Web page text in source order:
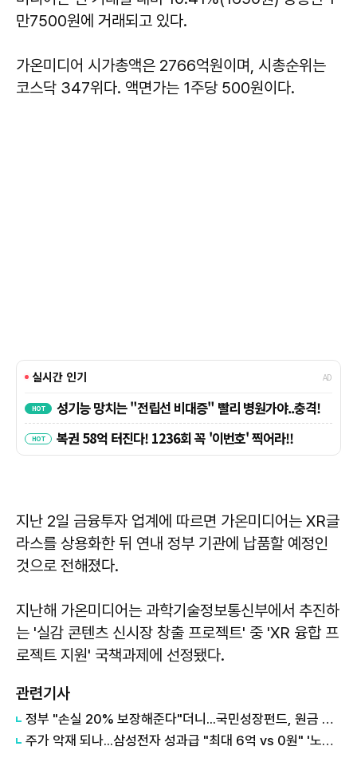
만7500원에 거래되고 있다.
가온미디어 시가총액은 2766억원이며, 시총순위는
코스닥 347위다. 액면가는 1주당 500원이다.
지난 2일 금융투자 업계에 따르면 가온미디어는 XR글
라스를 상용화한 뒤 연내 정부 기관에 납품할 예정인
것으로 전해졌다.
지난해 가온미디어는 과학기술정보통신부에서 추진하
는 '실감 콘텐츠 신시장 창출 프로젝트' 중 'XR 융합 프
로젝트 지원' 국책과제에 선정됐다.
관련기사
정부 "손실 20% 보장해준다"더니...국민성장펀드, 원금 손실 시작됐다
주가 악재 되나...삼성전자 성과급 "최대 6억 vs 0원" '노노갈등' 터진 이유